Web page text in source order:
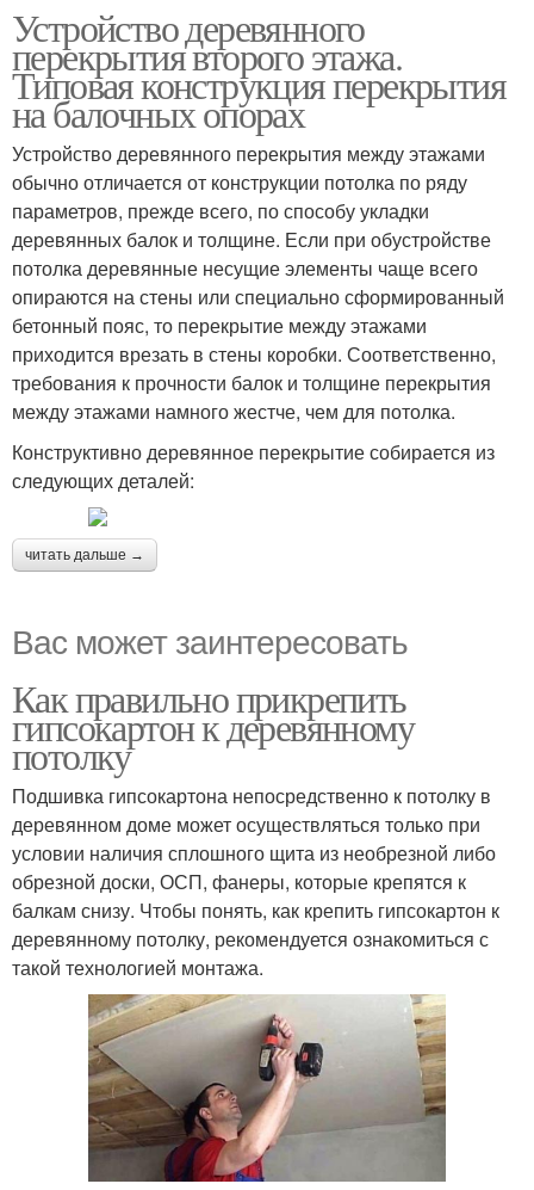
Устройство деревянного
перекрытия второго этажа.
Типовая конструкция перекрытия
на балочных опорах
Устройство деревянного перекрытия между этажами
обычно отличается от конструкции потолка по ряду
параметров, прежде всего, по способу укладки
деревянных балок и толщине. Если при обустройстве
потолка деревянные несущие элементы чаще всего
опираются на стены или специально сформированный
бетонный пояс, то перекрытие между этажами
приходится врезать в стены коробки. Соответственно,
требования к прочности балок и толщине перекрытия
между этажами намного жестче, чем для потолка.
Конструктивно деревянное перекрытие собирается из
следующих деталей:
читать дальше →
Вас может заинтересовать
Как правильно прикрепить
гипсокартон к деревянному
потолку
Подшивка гипсокартона непосредственно к потолку в
деревянном доме может осуществляться только при
условии наличия сплошного щита из необрезной либо
обрезной доски, ОСП, фанеры, которые крепятся к
балкам снизу. Чтобы понять, как крепить гипсокартон к
деревянному потолку, рекомендуется ознакомиться с
такой технологией монтажа.